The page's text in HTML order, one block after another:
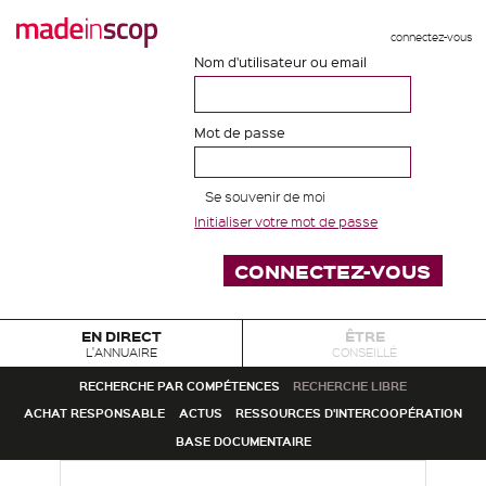
connectez-vous
Nom d'utilisateur ou email
Mot de passe
Se souvenir de moi
Initialiser votre mot de passe
EN DIRECT
L'ANNUAIRE
ÊTRE
CONSEILLÉ
RECHERCHE PAR COMPÉTENCES
RECHERCHE LIBRE
ACHAT RESPONSABLE
ACTUS
RESSOURCES D'INTERCOOPÉRATION
BASE DOCUMENTAIRE